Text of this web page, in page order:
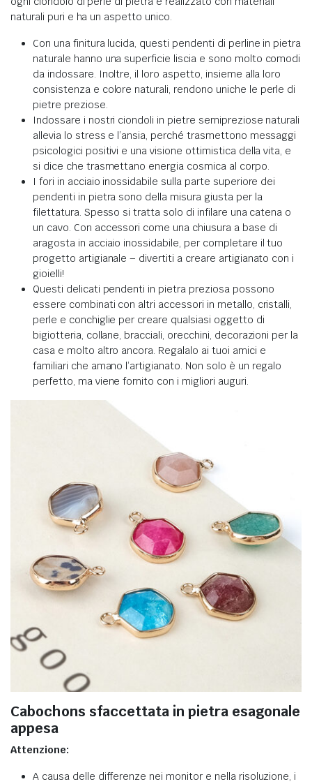
naturali puri e ha un aspetto unico.
Con una finitura lucida, questi pendenti di perline in pietra
naturale hanno una superficie liscia e sono molto comodi
da indossare. Inoltre, il loro aspetto, insieme alla loro
consistenza e colore naturali, rendono uniche le perle di
pietre preziose.
Indossare i nostri ciondoli in pietre semipreziose naturali
allevia lo stress e l’ansia, perché trasmettono messaggi
psicologici positivi e una visione ottimistica della vita, e
si dice che trasmettano energia cosmica al corpo.
I fori in acciaio inossidabile sulla parte superiore dei
pendenti in pietra sono della misura giusta per la
filettatura. Spesso si tratta solo di infilare una catena o
un cavo. Con accessori come una chiusura a base di
aragosta in acciaio inossidabile, per completare il tuo
progetto artigianale – divertiti a creare artigianato con i
gioielli!
Questi delicati pendenti in pietra preziosa possono
essere combinati con altri accessori in metallo, cristalli,
perle e conchiglie per creare qualsiasi oggetto di
bigiotteria, collane, bracciali, orecchini, decorazioni per la
casa e molto altro ancora. Regalalo ai tuoi amici e
familiari che amano l’artigianato. Non solo è un regalo
perfetto, ma viene fornito con i migliori auguri.
Cabochons sfaccettata in pietra esagonale
appesa
Attenzione:
A causa delle differenze nei monitor e nella risoluzione, i